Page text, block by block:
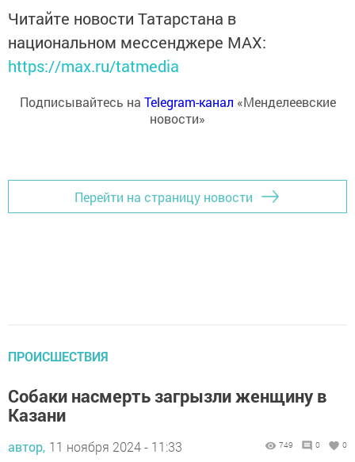
Читайте новости Татарстана в
национальном мессенджере MАХ:
https://max.ru/tatmedia
Подписывайтесь на Telegram-канал «Менделеевские
новости»
Перейти на страницу новости
ПРОИСШЕСТВИЯ
Собаки насмерть загрызли женщину в
Казани
автор, 11 ноября 2024 - 11:33 749 0 0